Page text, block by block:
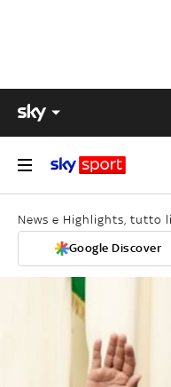
News e Highlights, tutto
Google Discover